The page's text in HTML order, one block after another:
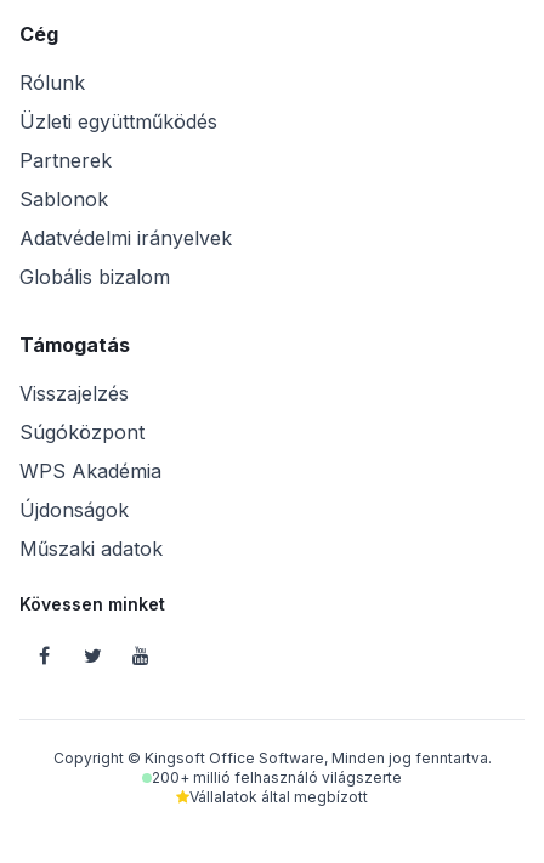
Cég
Rólunk
Üzleti együttműködés
Partnerek
Sablonok
Adatvédelmi irányelvek
Globális bizalom
Támogatás
Visszajelzés
Súgóközpont
WPS Akadémia
Újdonságok
Műszaki adatok
Kövessen minket
Copyright © Kingsoft Office Software, Minden jog fenntartva.
200+ millió felhasználó világszerte
Vállalatok által megbízott